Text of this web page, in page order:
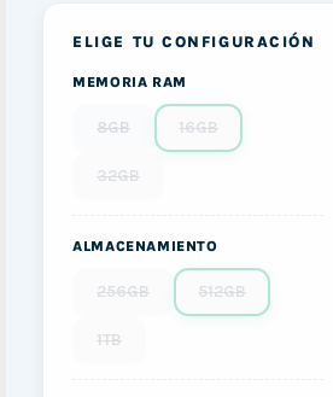
ELIGE TU CONFIGURACIÓN
MEMORIA RAM
8GB 16GB
32GB
ALMACENAMIENTO
256GB 512GB
1TB